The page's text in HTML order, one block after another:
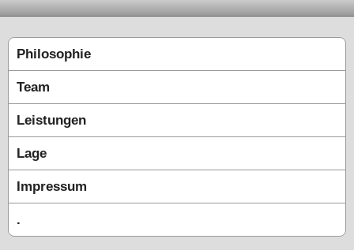
Philosophie
Team
Leistungen
Lage
Impressum
.